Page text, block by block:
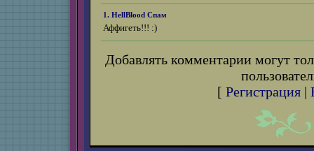
1. HellBlood Спам
Аффигеть!!! :)
Добавлять комментарии могут
[ Регистрация |